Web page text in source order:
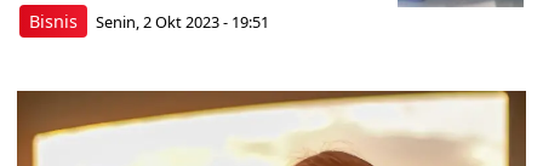
Bisnis Senin, 2 Okt 2023 - 19:51